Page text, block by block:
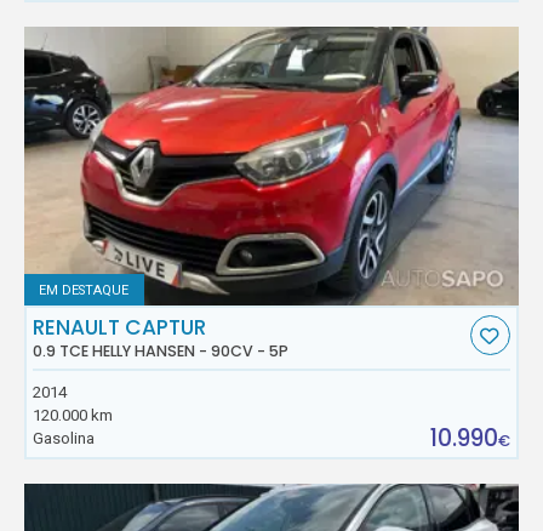
EM DESTAQUE
RENAULT CAPTUR
0.9 TCE HELLY HANSEN - 90CV - 5P
2014
120.000 km
Gasolina
10.990€